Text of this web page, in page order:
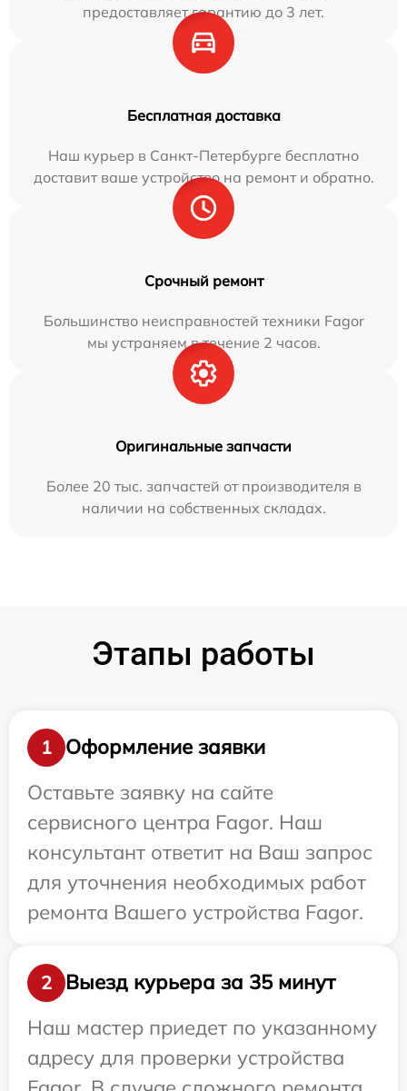
предоставляет гарантию до 3 лет.
Бесплатная доставка
Наш курьер в Санкт-Петербурге бесплатно
доставит ваше устройство на ремонт и обратно.
Срочный ремонт
Большинство неисправностей техники Fagor
мы устраняем в течение 2 часов.
Оригинальные запчасти
Более 20 тыс. запчастей от производителя в
наличии на собственных складах.
Этапы работы
1
Оформление заявки
Оставьте заявку на сайте
сервисного центра Fagor. Наш
консультант ответит на Ваш запрос
для уточнения необходимых работ
ремонта Вашего устройства Fagor.
2
Выезд курьера за 35 минут
Наш мастер приедет по указанному
адресу для проверки устройства